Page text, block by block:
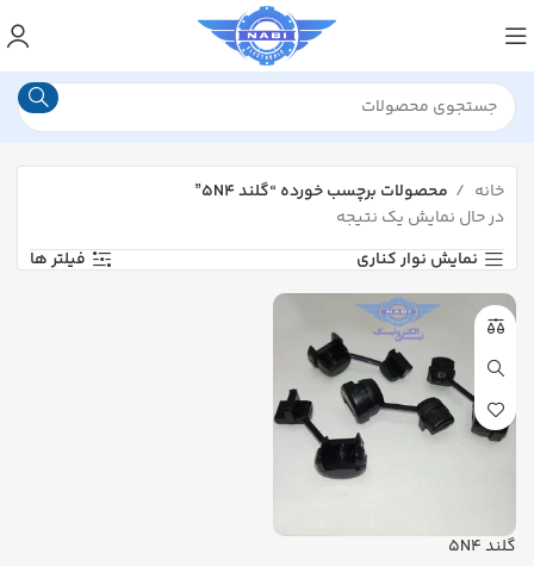
خانه
محصولات برچسب خورده “گلند 5N4”
در حال نمایش یک نتیجه
نمایش نوار کناری
فیلتر ها
گلند 5N4